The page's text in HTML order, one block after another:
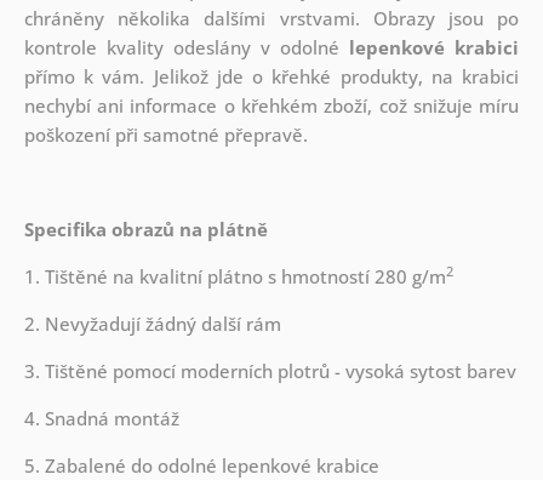
chráněny několika dalšími vrstvami. Obrazy jsou po
kontrole kvality odeslány v odolné lepenkové krabici
přímo k vám. Jelikož jde o křehké produkty, na krabici
nechybí ani informace o křehkém zboží, což snižuje míru
poškození při samotné přepravě.
Specifika obrazů na plátně
1. Tištěné na kvalitní plátno s hmotností 280 g/m2
2. Nevyžadují žádný další rám
3. Tištěné pomocí moderních plotrů - vysoká sytost barev
4. Snadná montáž
5. Zabalené do odolné lepenkové krabice